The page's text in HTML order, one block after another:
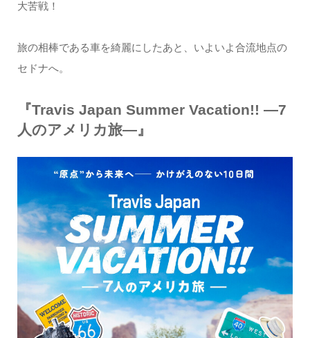
大苦戦！
旅の相棒である車を綺麗にしたあと、いよいよ合流地点の
セドナへ。
『Travis Japan Summer Vacation!! ―7
人のアメリカ旅―』